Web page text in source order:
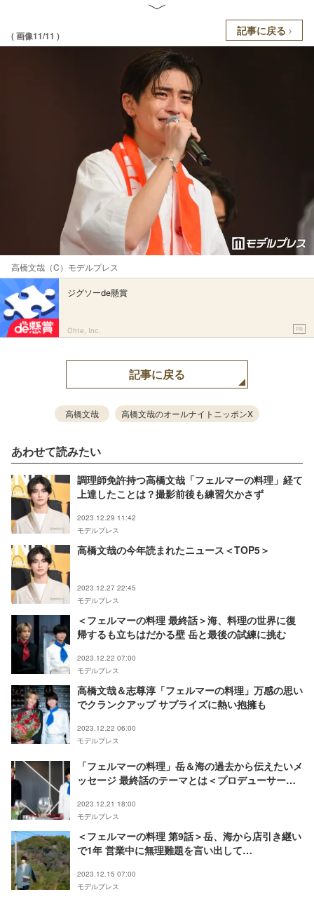
( 画像11/11 ) 記事に戻る
高橋文哉（C）モデルプレス
ジグソーde懸賞
Ohte, Inc. PR
記事に戻る
高橋文哉 高橋文哉のオールナイトニッポンX
あわせて読みたい
調理師免許持つ高橋文哉「フェルマーの料理」経て
上達したことは？撮影前後も練習欠かさず
2023.12.29 11:42
モデルプレス
高橋文哉の今年読まれたニュース＜TOP5＞
2023.12.27 22:45
モデルプレス
＜フェルマーの料理 最終話＞海、料理の世界に復
帰するも立ちはだかる壁 岳と最後の試練に挑む
2023.12.22 07:00
モデルプレス
高橋文哉＆志尊淳「フェルマーの料理」万感の思い
でクランクアップ サプライズに熱い抱擁も
2023.12.22 06:00
モデルプレス
「フェルマーの料理」岳＆海の過去から伝えたいメ
ッセージ 最終話のテーマとは＜プロデューサーコ
2023.12.21 18:00
モデルプレス
＜フェルマーの料理 第9話＞岳、海から店引き継い
で1年 営業中に無理難題を言い出して…
2023.12.15 07:00
モデルプレス